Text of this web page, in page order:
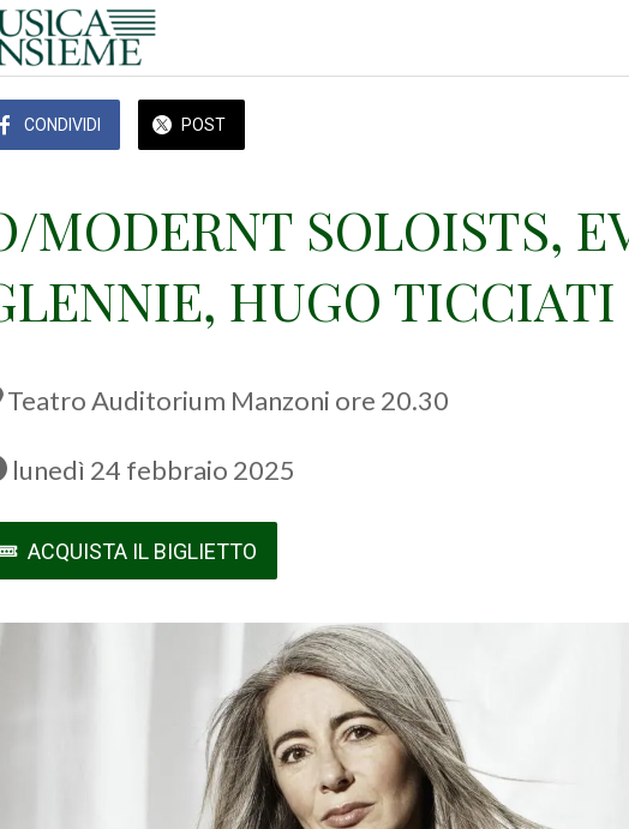
CONDIVIDI POST
MODERNT SOLOISTS,
HUGO TICCIATI
Teatro Auditorium Manzoni ore 20.30
lunedì 24 febbraio 2025
ACQUISTA IL BIGLIETTO